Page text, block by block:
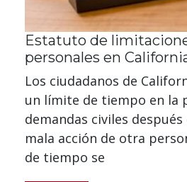
Estatuto de
personales en
Los ciudadanos de
un límite de tiempo en la
demandas civiles
mala acción de otra
de tiempo se